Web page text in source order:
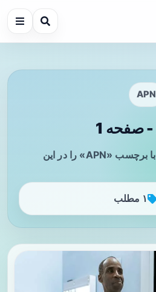
APN
تازه‌ترین مطالب مرتبط با برچسب «APN» را در این
۱ مطلب